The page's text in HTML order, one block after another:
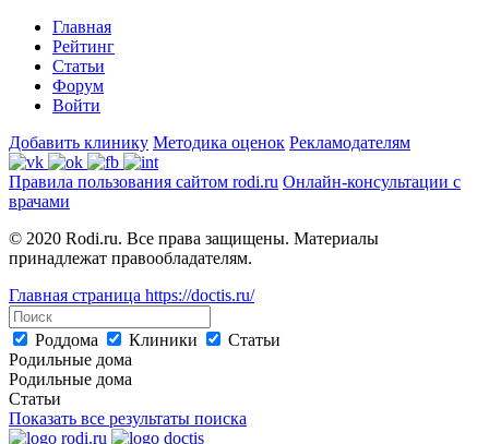
Главная
Рейтинг
Статьи
Форум
Войти
Добавить клинику Методика оценок Рекламодателям
Правила пользования сайтом rodi.ru Онлайн-консультации с
врачами
© 2020 Rodi.ru. Все права защищены. Материалы
принадлежат правообладателям.
Главная страница https://doctis.ru/
Роддома Клиники
Статьи
Родильные дома
Родильные дома
Статьи
Показать все результаты поиска